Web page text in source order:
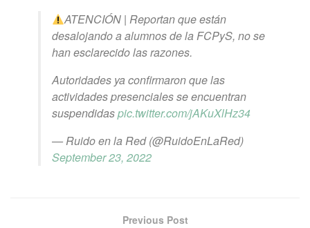
ATENCIÓN | Reportan que están
desalojando a alumnos de la FCPyS, no se
han esclarecido las razones.
Autoridades ya confirmaron que las
actividades presenciales se encuentran
suspendidaspic.twitter.com/jAKuXlHz34
— Ruido en la Red (@RuidoEnLaRed)
September 23, 2022
Previous Post